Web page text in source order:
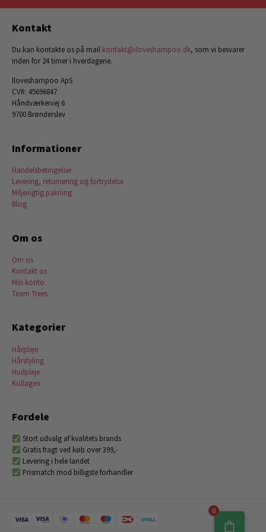
Kontakt
Du kan kontakte os på mail kontakt@iloveshampoo.dk, som vi besvarer
inden for 24 timer i hverdagene.
Iloveshampoo ApS
CVR: 45696847
Håndværkervej 6
9700 Brønderslev
Informationer
Handelsbetingelser
Levering, returnering og fortrydelse
Miljørigtig pakning
Blog
Om os
Om os
Kontakt os
Min konto
Team Trees
Kategorier
Hårpleje
Hårstyling
Hudpleje
Kollagen
Fordele
Stort udvalg af kvalitets brands
Gratis fragt ved køb over 399,-
Levering i hele landet
Prismatch mod billigste forhandler
0